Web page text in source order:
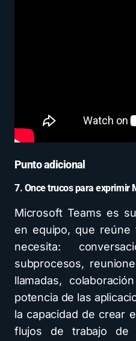
Punto adicional
7. Once trucos para exprimir
Microsoft Teams es
en equipo, que
necesita:
subprocesos,
llamadas,
potencia de las
la capacidad de crear
flujos de trabajo de